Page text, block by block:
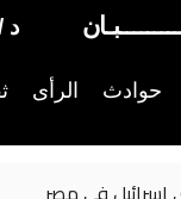
د
حوادث الرأى